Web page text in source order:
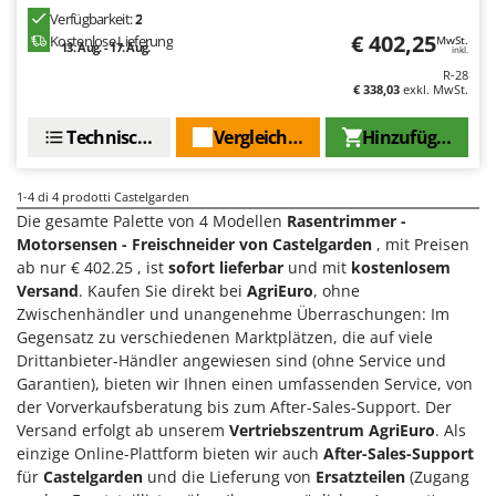
Mähroboter
Maisentkörnungsmaschinen
Minibacköfen
Motorspritzen
Mulcher für Traktor
N
Notstromaggregat
Nudelmaschinen
O
Obstmühlen Obsthäcksler Obstmuser
Obstpressen
Olivenernter und Schüttler
Famag
Famur
Ferrari Group
Ferrua
FIAC
FIEM
Fimar
FINI
Fiorentini
Fiskars
Flymo
Fontana Forni
Verfügbarkeit:2
Kostenlose Lieferung
13. Aug. - 17. Aug. € 402,25MwSt.
inkl.
R-28
€ 338,03 exkl. MwSt.
Hinzufügen
Vergleichen Sie
Technische Daten
1-4 di 4 prodotti Castelgarden
Die gesamte Palette von 4 Modellen Rasentrimmer -
Motorsensen - Freischneider von Castelgarden , mit Preisen
ab nur € 402.25 , ist sofort lieferbar und mit kostenlosem
Versand. Kaufen Sie direkt bei AgriEuro, ohne
Zwischenhändler und unangenehme Überraschungen: Im
Gegensatz zu verschiedenen Marktplätzen, die auf viele
Drittanbieter-Händler angewiesen sind (ohne Service und
Garantien), bieten wir Ihnen einen umfassenden Service, von
der Vorverkaufsberatung bis zum After-Sales-Support. Der
Versand erfolgt ab unserem Vertriebszentrum AgriEuro. Als
einzige Online-Plattform bieten wir auch After-Sales-Support
für Castelgarden und die Lieferung von Ersatzteilen (Zugang